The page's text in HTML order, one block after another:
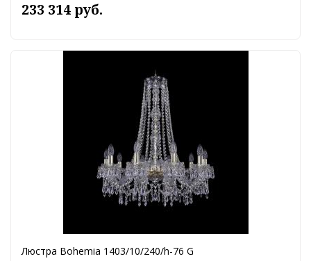
233 314 руб.
Люстра Bohemia 1403/10/240/h-76 G